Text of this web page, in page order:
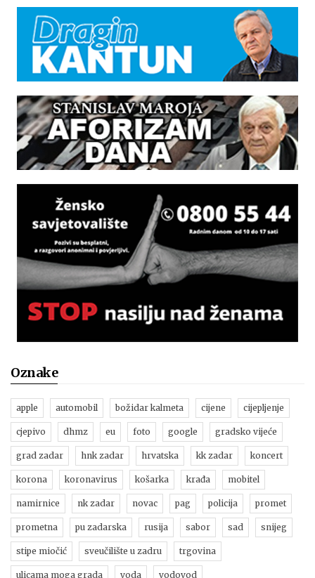
Oznake
apple automobil božidar kalmeta cijene cijepljenje
cjepivo dhmz eu foto google gradsko vijeće
grad zadar hnk zadar hrvatska kk zadar koncert
korona koronavirus košarka krađa mobitel
namirnice nk zadar novac pag policija promet
prometna pu zadarska rusija sabor sad snijeg
stipe miočić sveučilište u zadru trgovina
ulicama moga grada voda vodovod